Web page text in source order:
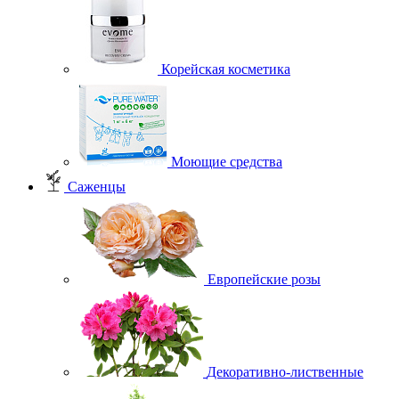
Корейская косметика
Моющие средства
Саженцы
Европейские розы
Декоративно-лиственные